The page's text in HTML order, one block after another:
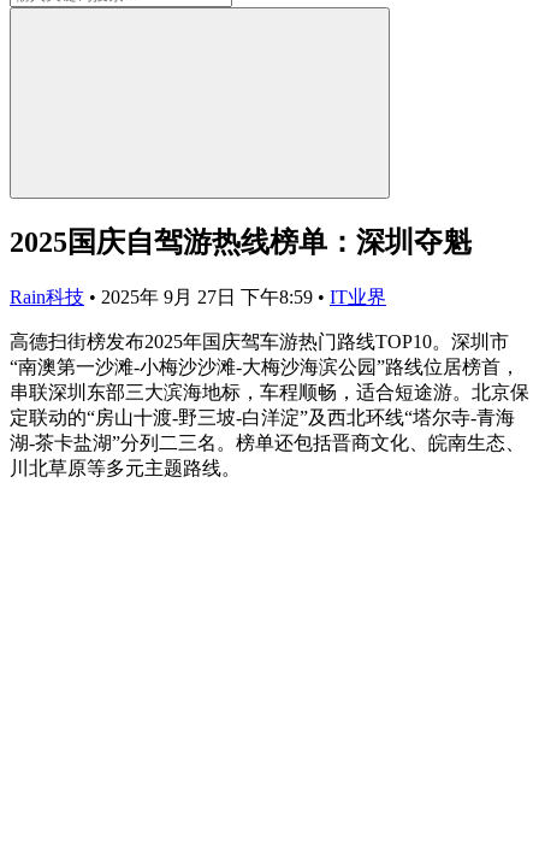
2025国庆自驾游热线榜单：深圳夺魁
Rain科技 • 2025年 9月 27日 下午8:59 • IT业界
高德扫街榜发布2025年国庆驾车游热门路线TOP10。深圳市
“南澳第一沙滩-小梅沙沙滩-大梅沙海滨公园”路线位居榜首，
串联深圳东部三大滨海地标，车程顺畅，适合短途游。北京保
定联动的“房山十渡-野三坡-白洋淀”及西北环线“塔尔寺-青海
湖-茶卡盐湖”分列二三名。榜单还包括晋商文化、皖南生态、
川北草原等多元主题路线。